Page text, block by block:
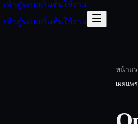
เข้าสู่ระบบเริ่มต้นใช้งาน
เข้าสู่ระบบเริ่มต้นใช้งาน
หน้าแ
เผยแพร่